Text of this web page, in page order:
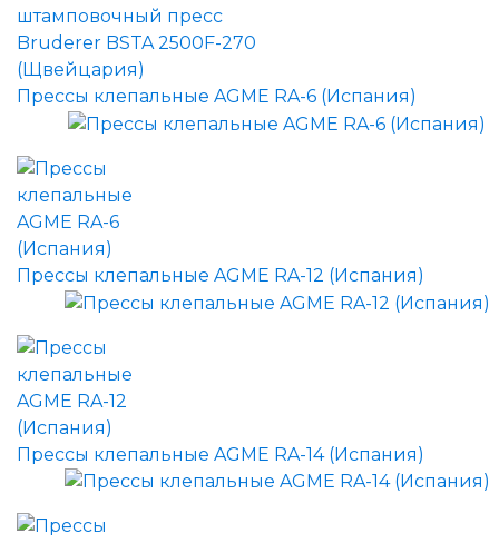
Прессы клепальные AGME RA-6 (Испания)
Прессы клепальные AGME RA-12 (Испания)
Прессы клепальные AGME RA-14 (Испания)